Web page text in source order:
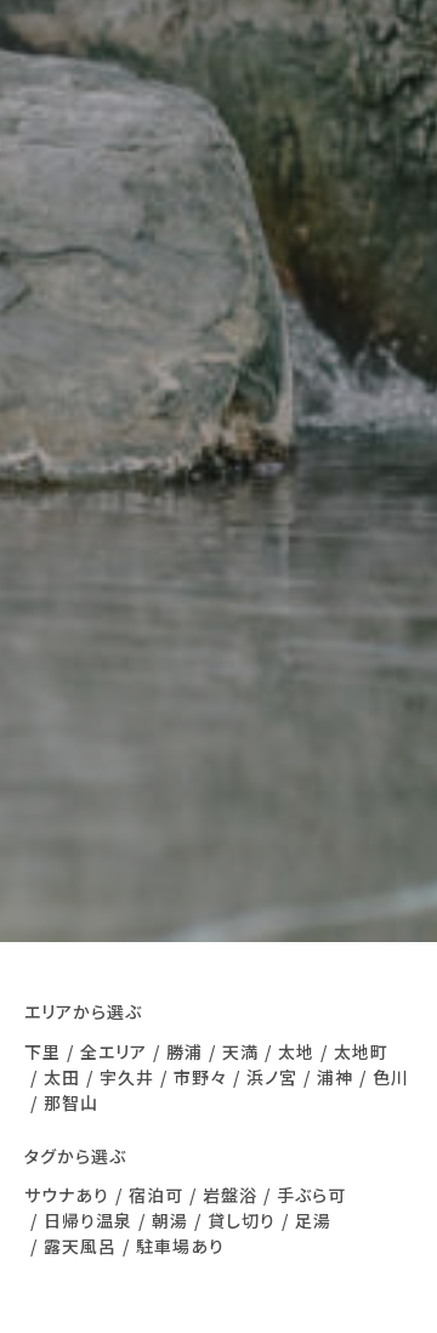
エリアから選ぶ
下里
全エリア 勝浦 天満 太地
太地町
太田
宇久井 市野々 浜ノ宮 浦神
色川
那智山
タグから選ぶ
サウナあり
宿泊可 岩盤浴
手ぶら可
日帰り温泉
朝湯 貸し切り
足湯
露天風呂
駐車場あり